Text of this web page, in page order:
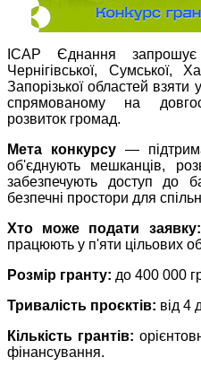
ІСАР Єднання запрошує
Чернігівської, Сумської,
Запорізької областей взяти
спрямованому на
розвиток громад.
Мета конкурсу —
об'єднують мешканців,
забезпечують доступ до
безпечні простори для
Хто може подати заявку:
працюють у п'яти цільових
Розмір гранту: до 400 000
Тривалість проєктів: від 4
Кількість грантів:
фінансування.